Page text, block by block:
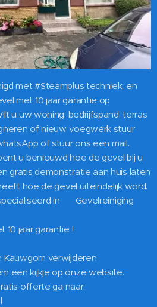
met #Steamplus techniek, en
met 10 jaar garantie op
u uw woning, bedrijfspand, terras
of nieuw voegwerk stuur
of stuur ons een mail.
u benieuwd hoe de gevel bij u
gratis demonstratie aan huis laten
hoe de gevel uiteindelijk word.
in ✅ Gevelreiniging
10 jaar garantie !
Kauwgom verwijderen
een kijkje op onze website.
offerte ga naar: